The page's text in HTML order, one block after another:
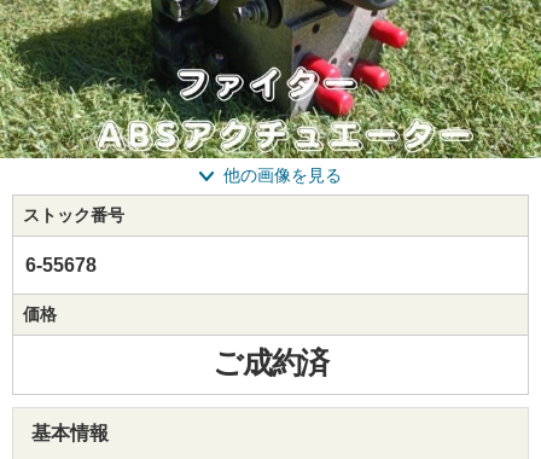
他の画像を見る
ストック番号
6-55678
価格
ご成約済
基本情報